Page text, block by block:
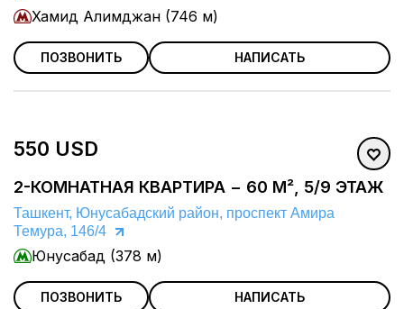
Хамид Алимджан (746 м)
ПОЗВОНИТЬ НАПИСАТЬ
550 USD
2-КОМНАТНАЯ КВАРТИРА − 60 М², 5/9 ЭТАЖ
Ташкент, Юнусабадский район, проспект Амира
Темура, 146/4
Юнусабад (378 м)
ПОЗВОНИТЬ НАПИСАТЬ